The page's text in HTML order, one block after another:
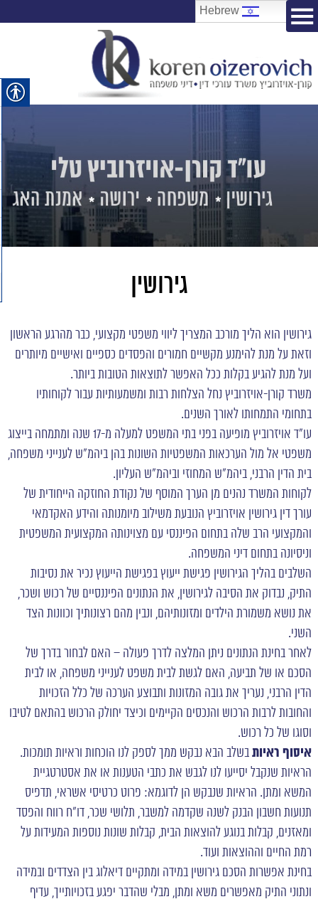
גירושין
גירושין הוא הליך מורכב המצריך ליווי משפטי מקצועי, כבר מהרגע הראשון
וזאת על מנת להימנע מקשיים חמורים והפסדים כספיים ואישיים מיותרים
ועל מנת להגיע בקלות ככל האפשר לתוצאות הטובות ביותר.
משרד קורן-אויזרוביץ נחל הצלחות רבות ומשמעותיות עבור לקוחותיו
בתחומי התמחותו לאורך השנים.
עו"ד אויזרוביץ מופיעה בפני בתי המשפט למעלה מ-17 שנה ומתמחה בייצוג
משפטי אל מול הערכאות המשפטיות השונות בהן ביהמ"ש לענייני משפחה,
בית הדין הרבני, ביהמ"ש המחוזי וביהמ"ש העליון.
לקוחות המשרד נהנים מן הערך המוסף של נקודת החוזקה הייחודית של
עורך דין גירושין אויזרוביץ הנובעת משילוב מיומנותה והידע האקדמאי
והמקצועי הרב שלה בתחום הפיננסי עם מצוינותה המקצועית המשפטית
וניסיונה בתחום דיני המשפחה.
השלבים בהליך הגירושין פגישת ייעוץ בפגישת הייעוץ נכיר את נסיבות
התיק, נבדוק את הסיבה לגירושין, את הנתונים הפיננסיים של רכוש ושכר,
את נושא משמורת הילדים ומזונותיהם, ונבין מהם רצונותיך וכוונות הצד
השני.
לאחר בחינת הנתונים ניתן המלצה לדרך פעולה – האם לבחור בדרך של
הסכם או של תביעה, האם לגשת לבית משפט לענייני משפחה, או לבית
הדין הרבני, נעריך את גובה המזונות ותבוצע הערכה של כלל הזכויות
והחובות לרבות הרכוש והנכסים הקיימים וכיצד יחולק הרכוש בהתאם לטיבו
וסוגו של כל רכוש.
איסוף ראיותבשלב הבא נבקש ממך לספק לנו הוכחות וראיות תומכות.
הראיות שנקבל יסייעו לנו לגבש את כתבי הטענות או את אסטרטגיית
המשא ומתן. הראיות שנבקש הן לדוגמא: פרוט כרטיסי אשראי, תדפיס
תנועות חשבון הבנק לשנה שקדמה למשבר, תלושי שכר, דו"ח רווח והפסד
ומאזנים, קבלות בנוגע להוצאות הבית, קבלות שונות נוספות המעידות על
רמת החיים וההוצאות ועוד.
בחינת אפשרות הסכם גירושין במידה ומתקיים דיאלוג בין הצדדים ובמידה
ונתוני התיק מאפשרים משא ומתן, מבלי שהדבר יפגע בזכויותייך, עדיף